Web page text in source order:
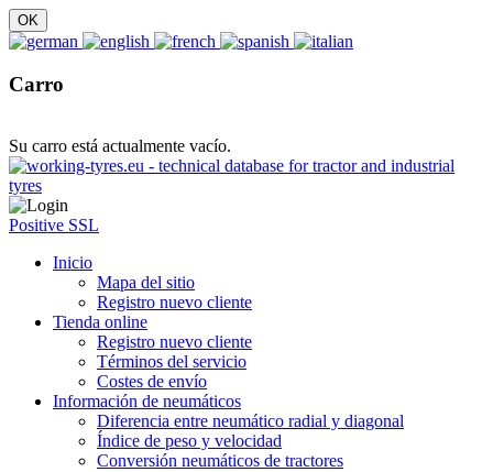
Carro
Su carro está actualmente vacío.
Positive SSL
Inicio
Mapa del sitio
Registro nuevo cliente
Tienda online
Registro nuevo cliente
Términos del servicio
Costes de envío
Información de neumáticos
Diferencia entre neumático radial y diagonal
Índice de peso y velocidad
Conversión neumáticos de tractores